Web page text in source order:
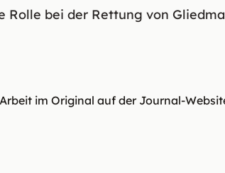
Rolle bei der Rettung von
im Original auf der Journal-